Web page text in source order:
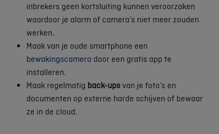
inbrekers geen kortsluiting kunnen veroorzaken
waardoor je alarm of camera’s niet meer zouden
werken.
Maak van je oude smartphone een
bewakingscamera door een gratis app te
installeren.
Maak regelmatig back-upsvan je foto’s en
documenten op externe harde schijven of bewaar
ze in de cloud.